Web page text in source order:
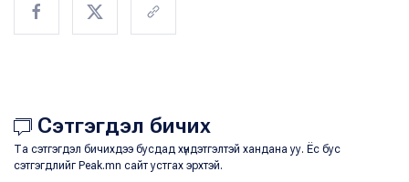
Сэтгэгдэл бичих
Та сэтгэгдэл бичихдээ бусдад хүндэтгэлтэй хандана уу. Ёс бус
сэтгэгдлийг Peak.mn сайт устгах эрхтэй.